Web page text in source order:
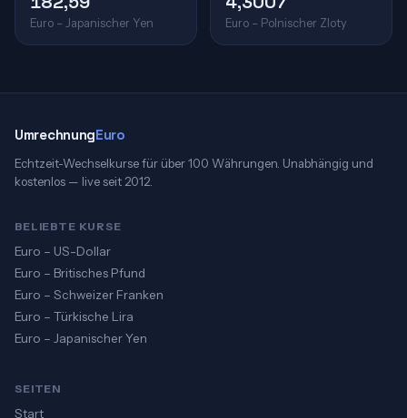
Euro – Japanischer Yen Euro – Polnischer Zloty
UmrechnungEuro
Echtzeit-Wechselkurse für über 100 Währungen. Unabhängig und
kostenlos — live seit 2012.
BELIEBTE KURSE
Euro – US-Dollar
Euro – Britisches Pfund
Euro – Schweizer Franken
Euro – Türkische Lira
Euro – Japanischer Yen
SEITEN
Start